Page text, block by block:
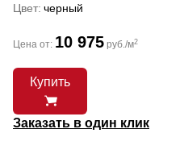
Цвет черный
Цена от: 10 975 руб./м2
Купить
Заказать в один клик